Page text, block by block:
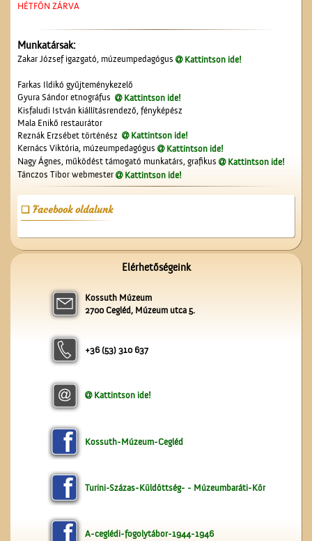
Érettségi a Ceglédi
Magyar Királyi Állami
Unghváry László
Ünnepi Kossuth Hét
HÉTFŐN ZÁRVA
Munkatársak:
Zakar József igazgató, múzeumpedagógus Kattintson ide!
Farkas Ildikó gyűjteménykezelő
Gyura Sándor etnográfus
Kattintson ide!
Kisfaludi István kiállításrendező, fényképész
Mala Enikő restaurátor
Reznák Erzsébet történész
Kattintson ide!
Kernács Viktória, múzeumpedagógus
Kattintson ide!
Nagy Ágnes, működést támogató munkatárs, grafikus
Kattintson ide!
Tánczos Tibor webmester
Kattintson ide!
Facebook oldalunk
Elérhetőségeink
Kossuth Múzeum
2700 Cegléd, Múzeum utca 5.
+36 (53) 310 637
Kattintson ide!
Kossuth-Múzeum-Cegléd
Turini-Százas-Küldöttség- - Múzeumbaráti-Kör
A-ceglédi-fogolytábor-1944-1946